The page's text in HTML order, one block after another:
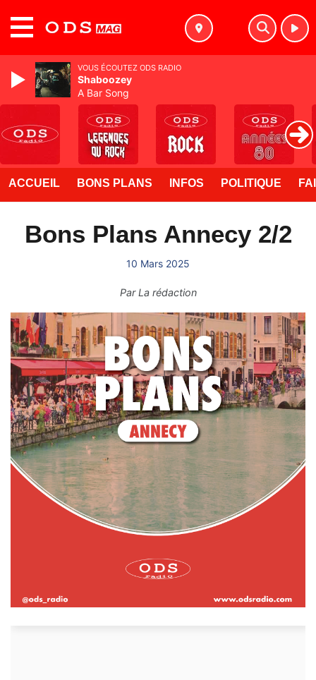
ACCUEIL BONS PLANS INFOS POLITIQUE
Bons Plans Annecy 2/2
10 Mars 2025
ParLa rédaction
VOUS ÉCOUTEZ ODS RADIO
Shaboozey
A Bar Song